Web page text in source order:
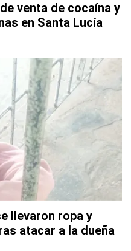
venta de cocaína y
en Santa Lucía
llevaron ropa y
atacar a la dueña